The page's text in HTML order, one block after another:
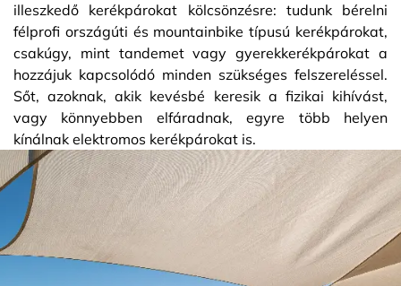
illeszkedő kerékpárokat kölcsönzésre: tudunk bérelni
félprofi országúti és mountainbike típusú kerékpárokat,
csakúgy, mint tandemet vagy gyerekkerékpárokat a
hozzájuk kapcsolódó minden szükséges felszereléssel.
Sőt, azoknak, akik kevésbé keresik a fizikai kihívást,
vagy könnyebben elfáradnak, egyre több helyen
kínálnak elektromos kerékpárokat is.